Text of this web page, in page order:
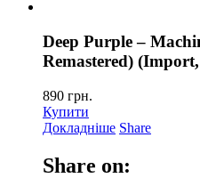
Deep Purple –
Remastered)
890 грн.
Купити
Докладніше Share
Share on: